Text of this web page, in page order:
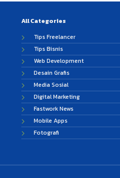
All Categories
Tips Freelancer
Tips Bisnis
Web Development
Desain Grafis
Media Sosial
Digital Marketing
Fastwork News
Mobile Apps
Fotografi